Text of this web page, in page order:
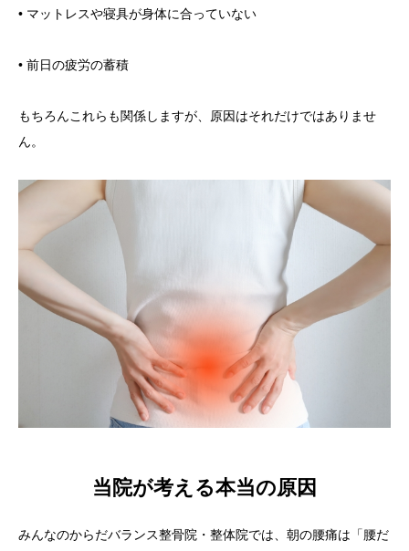
• マットレスや寝具が身体に合っていない
• 前日の疲労の蓄積
もちろんこれらも関係しますが、原因はそれだけではありませ
ん。
当院が考える本当の原因
みんなのからだバランス整骨院・整体院では、朝の腰痛は「腰だ